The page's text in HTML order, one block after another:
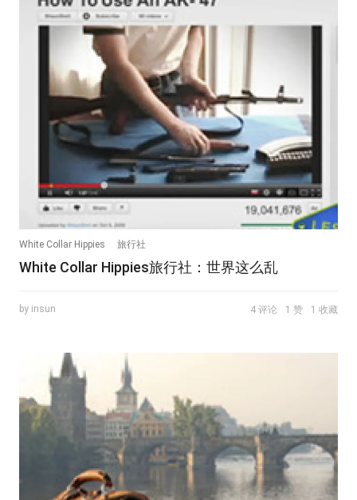
White Collar Hippies 旅行社
White Collar Hippies旅行社：世界这么乱
by insun 4 评论 1 赞 1 收藏